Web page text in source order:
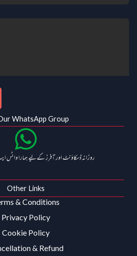
WhatsApp Group
روزانہ ڈسکاؤنٹ اور آفرز کے لیے ہمارا واٹس
Other Links
& Conditions
Privacy Policy
Cookie Policy
& Refund